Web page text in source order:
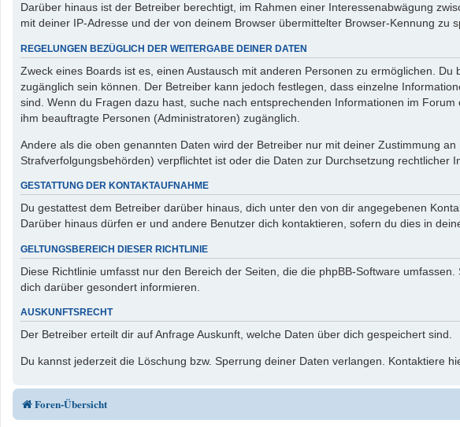
Darüber hinaus ist der Betreiber berechtigt, im Rahmen einer Interessenabwägung
mit deiner IP-Adresse und der von deinem Browser übermittelter Browser-Kennung
REGELUNGEN BEZÜGLICH DER WEITERGABE DEINER DATEN
Zweck eines Boards ist es, einen Austausch mit anderen Personen zu ermöglichen.
zugänglich sein können. Der Betreiber kann jedoch festlegen, dass einzelne
sind. Wenn du Fragen dazu hast, suche nach entsprechenden Informationen im
ihm beauftragte Personen (Administratoren) zugänglich.
Andere als die oben genannten Daten wird der Betreiber nur mit deiner Zustimmung
Strafverfolgungsbehörden) verpflichtet ist oder die Daten zur Durchsetzung rechtlicher
GESTATTUNG DER KONTAKTAUFNAHME
Du gestattest dem Betreiber darüber hinaus, dich unter den von dir angegebenen
Darüber hinaus dürfen er und andere Benutzer dich kontaktieren, sofern du dies in
GELTUNGSBEREICH DIESER RICHTLINIE
Diese Richtlinie umfasst nur den Bereich der Seiten, die die phpBB-Software
dich darüber gesondert informieren.
AUSKUNFTSRECHT
Der Betreiber erteilt dir auf Anfrage Auskunft, welche Daten über dich gespeichert sind.
Du kannst jederzeit die Löschung bzw. Sperrung deiner Daten verlangen. Kontaktiere
Foren-Übersicht